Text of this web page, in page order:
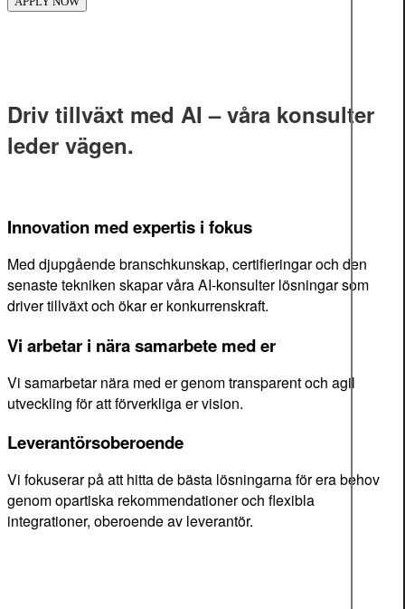
Driv tillväxt med AI – våra konsulter
leder vägen.
Innovation med expertis i fokus
Med djupgående branschkunskap, certifieringar och den
senaste tekniken skapar våra AI-konsulter lösningar som
driver tillväxt och ökar er konkurrenskraft.
Vi arbetar i nära samarbete med er
Vi samarbetar nära med er genom transparent och agil
utveckling för att förverkliga er vision.
Leverantörsoberoende
Vi fokuserar på att hitta de bästa lösningarna för era behov
genom opartiska rekommendationer och flexibla
integrationer, oberoende av leverantör.